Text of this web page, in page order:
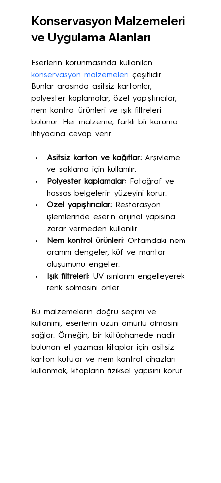
Konservasyon Malzemeleri
ve Uygulama Alanları
Eserlerin korunmasında kullanılan
konservasyon malzemeleri çeşitlidir.
Bunlar arasında asitsiz kartonlar,
polyester kaplamalar, özel yapıştırıcılar,
nem kontrol ürünleri ve ışık filtreleri
bulunur. Her malzeme, farklı bir koruma
ihtiyacına cevap verir.
Asitsiz karton ve kağıtlar: Arşivleme
ve saklama için kullanılır.
Polyester kaplamalar: Fotoğraf ve
hassas belgelerin yüzeyini korur.
Özel yapıştırıcılar: Restorasyon
işlemlerinde eserin orijinal yapısına
zarar vermeden kullanılır.
Nem kontrol ürünleri: Ortamdaki nem
oranını dengeler, küf ve mantar
oluşumunu engeller.
Işık filtreleri: UV ışınlarını engelleyerek
renk solmasını önler.
Bu malzemelerin doğru seçimi ve
kullanımı, eserlerin uzun ömürlü olmasını
sağlar. Örneğin, bir kütüphanede nadir
bulunan el yazması kitaplar için asitsiz
karton kutular ve nem kontrol cihazları
kullanmak, kitapların fiziksel yapısını korur.